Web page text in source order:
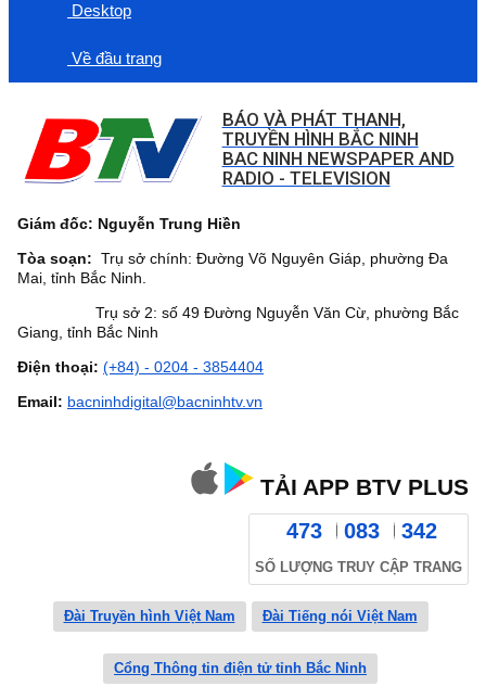
Desktop
Về đầu trang
BÁO VÀ PHÁT THANH,
TRUYỀN HÌNH BẮC NINH
BAC NINH NEWSPAPER AND
RADIO - TELEVISION
Giám đốc: Nguyễn Trung Hiền
Tòa soạn: Trụ sở chính: Đường Võ Nguyên Giáp, phường Đa
Mai, tỉnh Bắc Ninh.
Trụ sở 2: số 49 Đường Nguyễn Văn Cừ, phường Bắc
Giang, tỉnh Bắc Ninh
Điện thoại: (+84) - 0204 - 3854404
Email: bacninhdigital@bacninhtv.vn
TẢI APP BTV PLUS
473 083 342
SỐ LƯỢNG TRUY CẬP TRANG
Đài Truyền hình Việt Nam Đài Tiếng nói Việt Nam
Cổng Thông tin điện tử tỉnh Bắc Ninh